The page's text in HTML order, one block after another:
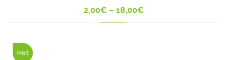
out of 5
2,00€ – 18,00€
Hot